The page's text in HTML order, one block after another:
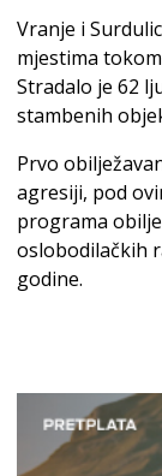
Vranje i
mjestima
Stradalo je 62
stambenih
Prvo
agresiji, pod
programa
oslobodilačkih
godine.